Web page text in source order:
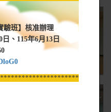
驗班】核准辦理
、115年6月13日